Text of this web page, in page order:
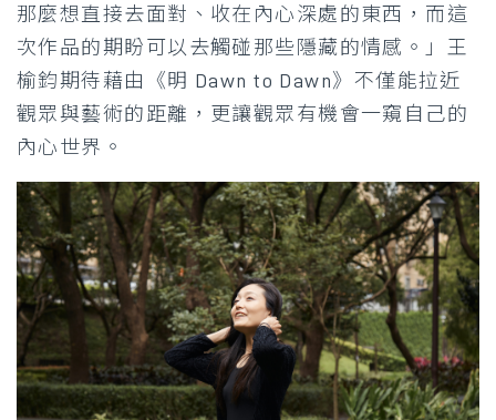
那麼想直接去面對、收在內心深處的東西，而這
次作品的期盼可以去觸碰那些隱藏的情感。」王
榆鈞期待藉由《明 Dawn to Dawn》不僅能拉近
觀眾與藝術的距離，更讓觀眾有機會一窺自己的
內心世界。